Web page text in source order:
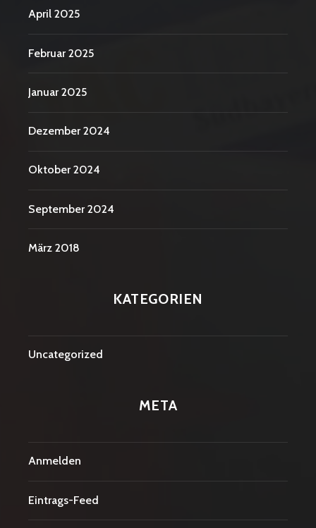
April 2025
Februar 2025
Januar 2025
Dezember 2024
Oktober 2024
September 2024
März 2018
KATEGORIEN
Uncategorized
META
Anmelden
Eintrags-Feed